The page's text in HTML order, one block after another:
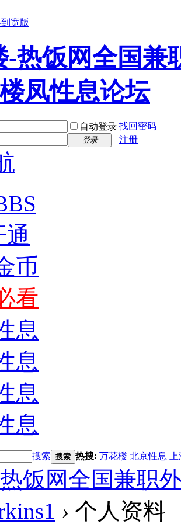
宽版
自动登录 找回密码
登录 注册
币
看
息
息
息
息
搜索 搜索 热搜: 万花楼 北京性息
饭网全国兼职
› 个人资料